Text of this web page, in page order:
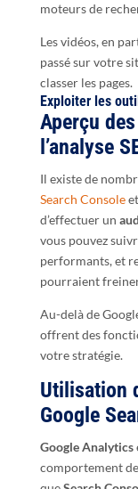
moteurs de
Les vidéos, en
passé sur votre
classer les pages.
Exploiter les
Aperçu
l’analyse
Il existe de
Search Consoleet
d’effectuer un
vous pouvez
performants, et
pourraient
Au-delà de
offrent des
votre stratégie.
Utilisation
Google
Google Analytics
comportement